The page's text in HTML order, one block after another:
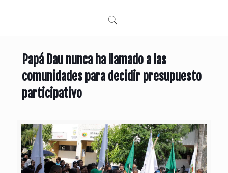
Papá Dau nunca ha llamado a las
comunidades para decidir presupuesto
participativo